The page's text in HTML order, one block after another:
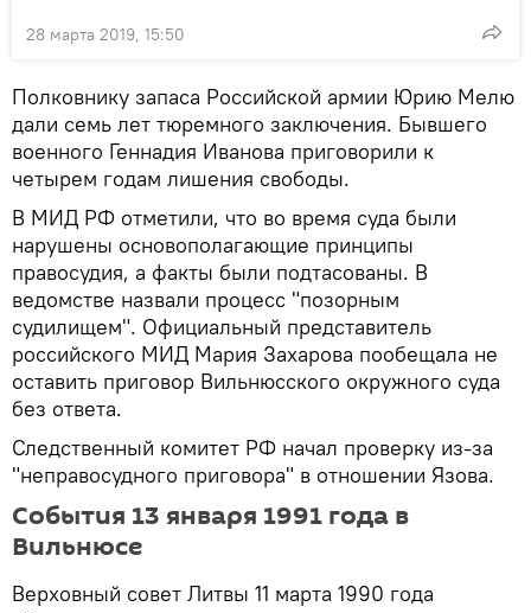
28 марта 2019, 15:50
Полковнику запаса Российской армии Юрию Мелю
дали семь лет тюремного заключения. Бывшего
военного Геннадия Иванова приговорили к
четырем годам лишения свободы.
В МИД РФ отметили, что во время суда были
нарушены основополагающие принципы
правосудия, а факты были подтасованы. В
ведомстве назвали процесс "позорным
судилищем". Официальный представитель
российского МИД Мария Захарова пообещала не
оставить приговор Вильнюсского окружного суда
без ответа.
Следственный комитет РФ начал проверку из-за
"неправосудного приговора" в отношении Язова.
События 13 января 1991 года в
Вильнюсе
Верховный совет Литвы 11 марта 1990 года